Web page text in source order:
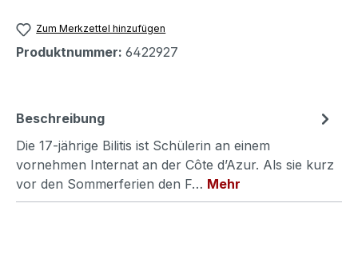
Zum Merkzettel hinzufügen
Produktnummer: 6422927
Beschreibung
Die 17-jährige Bilitis ist Schülerin an einem
vornehmen Internat an der Côte d’Azur. Als sie kurz
vor den Sommerferien den F… Mehr